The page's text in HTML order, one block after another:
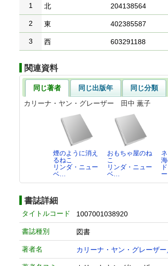
1
北 204138564
2 東 402385587
3 西 603291188
関連資料
同じ著者 同じ出版年
同じ分類
カリーナ・ヤン・グレーザー 田中 薫子
煙のように消え
るねこ
リンダ・ニュー
ベ…
おもちゃ屋のね
こ
リンダ・ニュー
ベ…
書誌詳細
タイトルコード 1007001038920
書誌種別 図書
著者名 カリーナ・ヤン・グレーザ